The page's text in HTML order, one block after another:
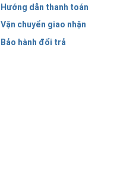
Hướng dẫn thanh toán
Vận chuyển giao nhận
Bảo hành đổi trả